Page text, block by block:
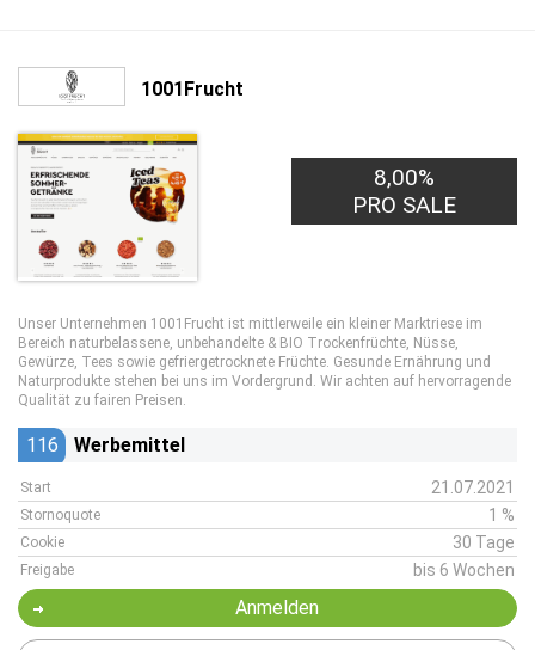
1001Frucht
8,00%
PRO SALE
Unser Unternehmen 1001Frucht ist mittlerweile ein kleiner Marktriese im
Bereich naturbelassene, unbehandelte & BIO Trockenfrüchte, Nüsse,
Gewürze, Tees sowie gefriergetrocknete Früchte. Gesunde Ernährung und
Naturprodukte stehen bei uns im Vordergrund. Wir achten auf hervorragende
Qualität zu fairen Preisen.
116 Werbemittel
Start 21.07.2021
Stornoquote 1 %
Cookie 30 Tage
Freigabe bis 6 Wochen
Anmelden